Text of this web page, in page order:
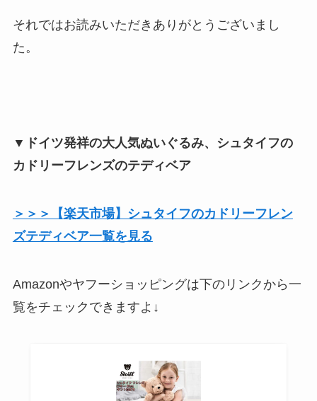
それではお読みいただきありがとうございまし
た。
▼ドイツ発祥の大人気ぬいぐるみ、シュタイフの
カドリーフレンズのテディベア
＞＞＞【楽天市場】シュタイフのカドリーフレン
ズテディベア一覧を見る
Amazonやヤフーショッピングは下のリンクから一
覧をチェックできますよ↓